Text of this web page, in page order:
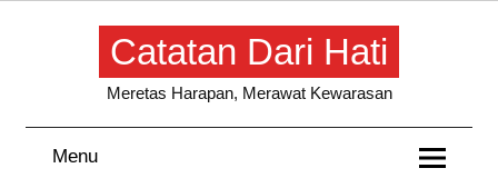
Skip
Catatan Dari Hati
Meretas Harapan, Merawat Kewarasan
Menu